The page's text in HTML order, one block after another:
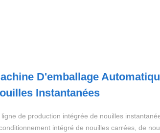
D'emballage
Instantanées
ligne de production intégrée de nouilles
intégré de nouilles carrées, de